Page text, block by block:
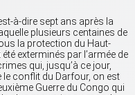
à-dire sept ans après la
plusieurs centaines de
la protection du Haut-
exterminés par l’armée de
qui, jusqu’à ce jour,
le conflit du Darfour, on est
Guerre du Congo qui